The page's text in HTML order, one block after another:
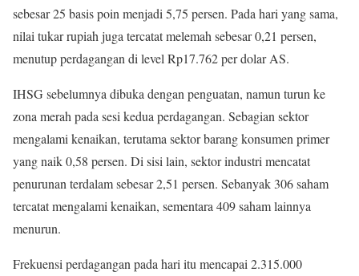
sebesar 25 basis poin menjadi 5,75 persen. Pada hari yang sama,
nilai tukar rupiah juga tercatat melemah sebesar 0,21 persen,
menutup perdagangan di level Rp17.762 per dolar AS.
IHSG sebelumnya dibuka dengan penguatan, namun turun ke
zona merah pada sesi kedua perdagangan. Sebagian sektor
mengalami kenaikan, terutama sektor barang konsumen primer
yang naik 0,58 persen. Di sisi lain, sektor industri mencatat
penurunan terdalam sebesar 2,51 persen. Sebanyak 306 saham
tercatat mengalami kenaikan, sementara 409 saham lainnya
menurun.
Frekuensi perdagangan pada hari itu mencapai 2.315.000